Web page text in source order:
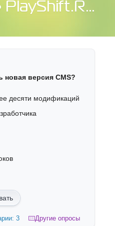
- Игровой портал, Компьютерные игры, коды, моды, патчи, прохождение
новая версия CMS?
десяти модификаций
3 Другие опросы